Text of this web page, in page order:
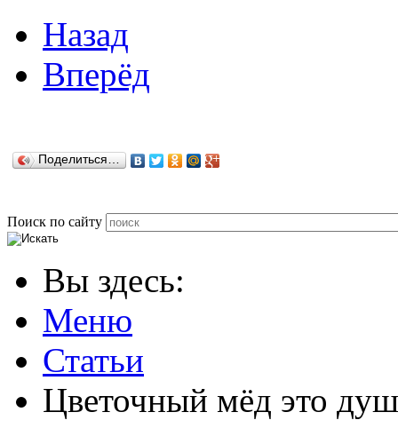
Назад
Вперёд
Поделиться…
Поиск по сайту
Вы здесь:
Меню
Статьи
Цветочный мёд это